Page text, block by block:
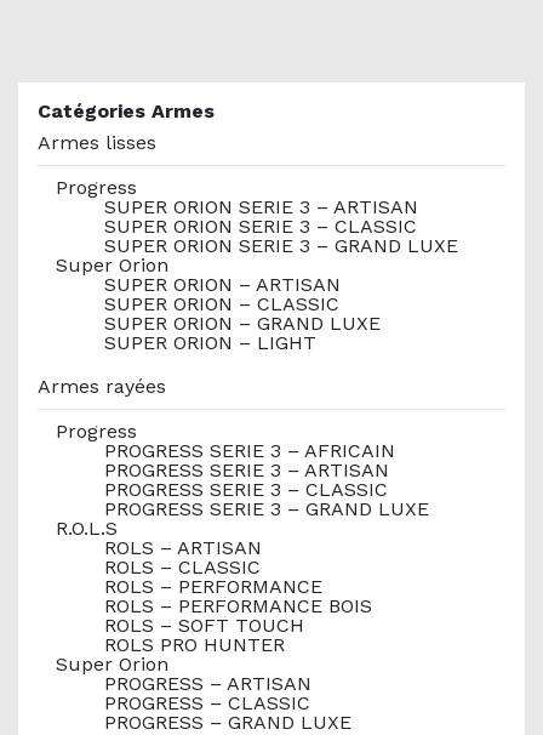
Catégories Armes
Armes lisses
Progress
SUPER ORION SERIE 3 – ARTISAN
SUPER ORION SERIE 3 – CLASSIC
SUPER ORION SERIE 3 – GRAND LUXE
Super Orion
SUPER ORION – ARTISAN
SUPER ORION – CLASSIC
SUPER ORION – GRAND LUXE
SUPER ORION – LIGHT
Armes rayées
Progress
PROGRESS SERIE 3 – AFRICAIN
PROGRESS SERIE 3 – ARTISAN
PROGRESS SERIE 3 – CLASSIC
PROGRESS SERIE 3 – GRAND LUXE
R.O.L.S
ROLS – ARTISAN
ROLS – CLASSIC
ROLS – PERFORMANCE
ROLS – PERFORMANCE BOIS
ROLS – SOFT TOUCH
ROLS PRO HUNTER
Super Orion
PROGRESS – ARTISAN
PROGRESS – CLASSIC
PROGRESS – GRAND LUXE